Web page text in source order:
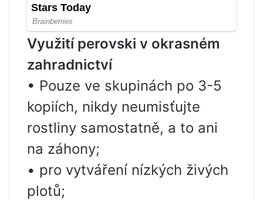
Využití perovski v okrasném
zahradnictví
• Pouze ve skupinách po 3-5
kopiích, nikdy neumisťujte
rostliny samostatně, a to ani
na záhony;
• pro vytváření nízkých živých
plotů;